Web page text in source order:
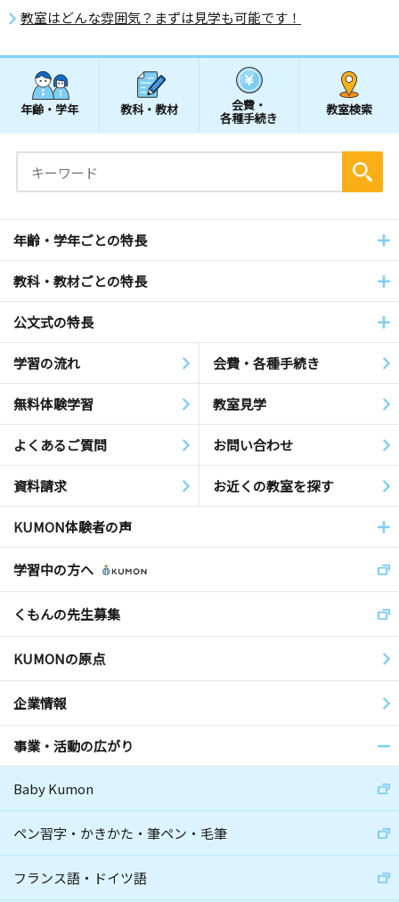
教室はどんな雰囲気？まずは見学も可能です！
年齢・学年 教科・教材 会費・
各種手続き
教室検索
年齢・学年ごとの特長
教科・教材ごとの特長
公文式の特長
学習の流れ 会費・各種手続き
無料体験学習 教室見学
よくあるご質問 お問い合わせ
資料請求 お近くの教室を探す
KUMON体験者の声
学習中の方へ
くもんの先生募集
KUMONの原点
企業情報
事業・活動の広がり
Baby Kumon
ペン習字・かきかた・筆ペン・毛筆
フランス語・ドイツ語